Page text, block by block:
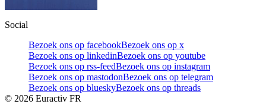
Social
Bezoek ons op facebookBezoek ons op x
Bezoek ons op linkedinBezoek ons op youtube
Bezoek ons op rss-feedBezoek ons op instagram
Bezoek ons op mastodonBezoek ons op telegram
Bezoek ons op blueskyBezoek ons op threads
© 2026 Euractiv FR